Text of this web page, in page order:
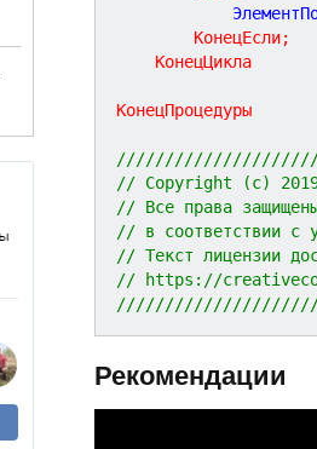
КонецЕсли;
КонецЦикла
КонецПроцедуры
// Copyright (c)
// Все права
// в соответствии с
// Текст лицензии
// https://
Рекомендации